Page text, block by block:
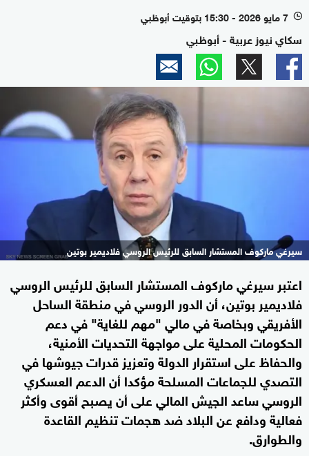
l 7 مايو 2026 - 15:30 بتوقيت أبوظبي
سكاي نيوز عربية - أبوظبي
سيرغي ماركوف المستشار السابق للرئيس الروسي فلاديمير بوتين
اعتبر سيرغي ماركوف المستشار السابق للرئيس الروسي
فلاديمير بوتين، أن الدور الروسي في منطقة الساحل
الأفريقي وبخاصة في مالي "مهم للغاية" في دعم
الحكومات المحلية على مواجهة التحديات الأمنية،
والحفاظ على استقرار الدولة وتعزيز قدرات جيوشها في
التصدي للجماعات المسلحة مؤكدا أن الدعم العسكري
الروسي ساعد الجيش المالي على أن يصبح أقوى وأكثر
فعالية ودافع عن البلاد ضد هجمات تنظيم القاعدة
والطوارق.